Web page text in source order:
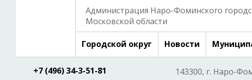
Администрация Наро-Фоминского
Московской области
Городской округ Новости
+7 (496) 34-3-51-81 143300, г. Наро-